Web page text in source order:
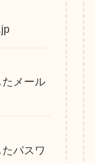
メール
パスワ